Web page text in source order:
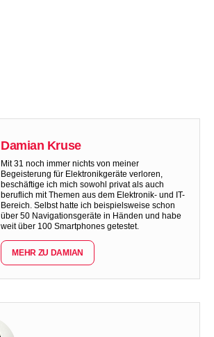
Damian Kruse
Mit 31 noch immer nichts von meiner
Begeisterung für Elektronikgeräte verloren,
beschäftige ich mich sowohl privat als auch
beruflich mit Themen aus dem Elektronik- und IT-
Bereich. Selbst hatte ich beispielsweise schon
über 50 Navigationsgeräte in Händen und habe
weit über 100 Smartphones getestet.
MEHR ZU DAMIAN